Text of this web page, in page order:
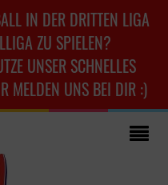
IN DER DRITTEN LIGA
ZU SPIELEN?
UNSER SCHNELLES
MELDEN UNS BEI DIR :)